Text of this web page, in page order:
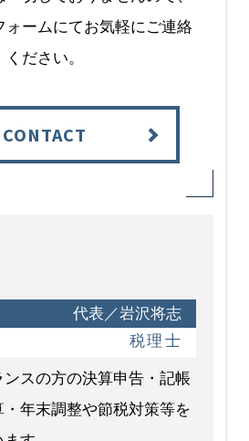
ォームにてお気軽にご連絡
ください。
CONTACT
代表／岩沢将志
税理士
スの方の決算申告・記帳
年末調整や節税対策等を